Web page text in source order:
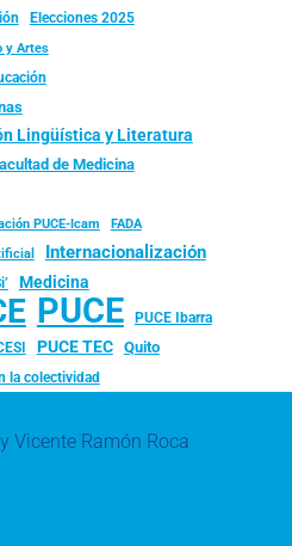
Elecciones 2025
y Artes
Lingüística y Literatura
de Medicina
PUCE-Icam FADA
Internacionalización
Medicina
PUCE PUCE Ibarra
PUCE TEC
Quito
la colectividad
Vicente Ramón Roca